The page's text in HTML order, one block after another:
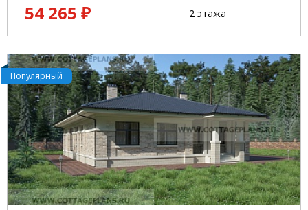
54 265 ₽
2 этажа
Популярный